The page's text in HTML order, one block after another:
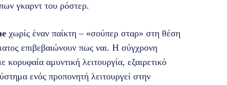
γκαρντ του ρόστερ.
χωρίς έναν παίκτη – «σούπερ σταρ» στη θέση
επιβεβαιώνουν πως ναι. Η σύγχρονη
αμυντική λειτουργία, εξαιρετικό
ενός προπονητή λειτουργεί στην